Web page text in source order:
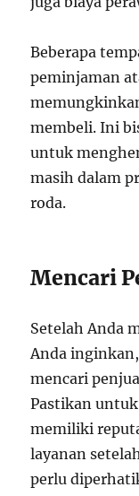
Beberapa
peminjaman
membeli. Ini
untuk
masih dalam
roda.
Mencari
Setelah Anda
Anda
mencari
Pastikan
memiliki
layanan
perlu